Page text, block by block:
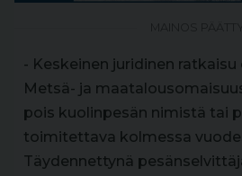
- Keskeinen juridinen ratkaisu
Metsä- ja
pois kuolinpesän nimistä tai
toimitettava kolmessa
Täydennettynä